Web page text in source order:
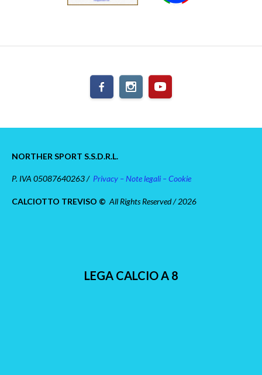
NORTHER SPORT S.S.D.R.L.
P. IVA 05087640263 / Privacy – Note legali – Cookie
CALCIOTTO TREVISO © All Rights Reserved / 2026
LEGA CALCIO A 8